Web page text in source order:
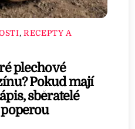
, RECEPTY A
plechové
Pokud mají
sběratelé